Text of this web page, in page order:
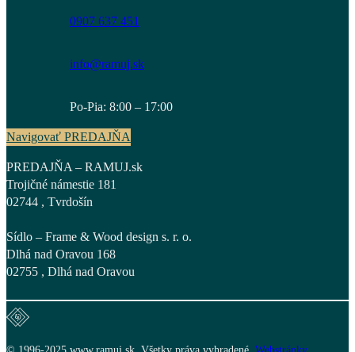
0907 637 451
info@ramuj.sk
Po-Pia: 8:00 – 17:00
Navigovať PREDAJŇA
PREDAJŇA – RAMUJ.sk
Trojičné námestie 181
02744 , Tvrdošín
Sídlo – Frame & Wood design s. r. o.
Dlhá nad Oravou 168
02755 , Dlhá nad Oravou